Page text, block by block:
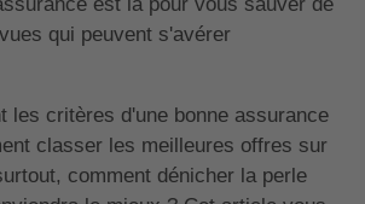
qui peuvent s'avérer
les critères d'une bonne assurance
classer les meilleures offres sur
comment dénicher la perle